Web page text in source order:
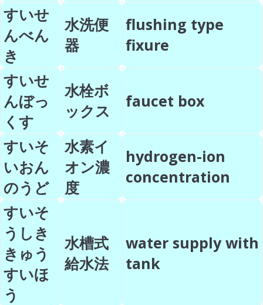
すいせ
んべん
き
水洗便
器
flushing type
fixure
すいせ
んぼっ
くす
水栓ボ
ックス
faucet box
すいそ
いおん
のうど
水素イ
オン濃
度
hydrogen-ion
concentration
すいそ
うしき
きゅう
すいほ
う
水槽式
給水法
water supply with
tank